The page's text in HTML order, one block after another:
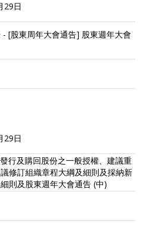
29日
- [股東周年大會通告] 股東週年大會
29日
行及購回股份之一般授權、建議重
修訂組織章程大綱及細則及採納新
則及股東週年大會通告 (中)